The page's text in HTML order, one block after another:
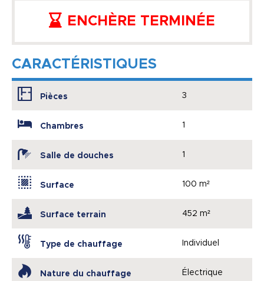
ENCHÈRE TERMINÉE
CARACTÉRISTIQUES
Pièces 3
Chambres 1
Salle de douches 1
Surface 100 m²
Surface terrain 452 m²
Type de chauffage Individuel
Nature du chauffage Électrique